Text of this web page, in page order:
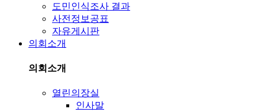
도민인식조사 결과
사전정보공표
자유게시판
의회소개
의회소개
열린의장실
인사말